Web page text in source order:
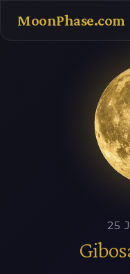
MoonPhase.com
25